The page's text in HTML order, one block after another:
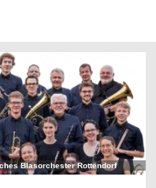
Blasorchester Rottendorf